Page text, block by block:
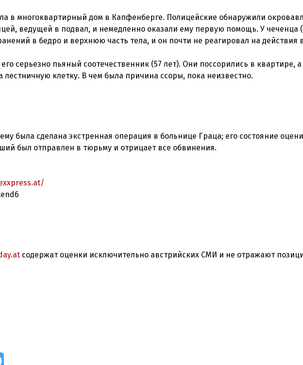
в многоквартирный дом в Капфенберге. Полицейские обнаружили
ведущей в подвал, и немедленно оказали ему первую помощь. У чеченца
в бедро и верхнюю часть тела, и он почти не реагировал на действия
серьезно пьяный соотечественник (57 лет). Они поссорились в квартире, а
была сделана экстренная операция в больнице Граца; его состояние
содержат оценки исключительно австрийских СМИ и не отражают